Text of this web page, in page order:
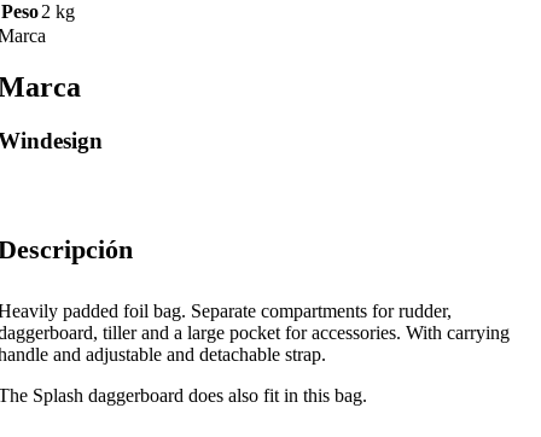
Peso2 kg
padded foil bag. Separate compartments for rudder,
tiller and a large pocket for accessories. With carrying
and adjustable and detachable strap.
Splash daggerboard does also fit in this bag.